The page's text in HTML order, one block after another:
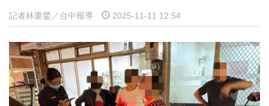
記者林重鎣／台中報導 2025-11-11 12:54